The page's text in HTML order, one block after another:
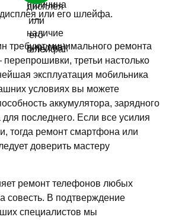
или его шлейфа.
требуют минимального ремонта
третьи настолько
эксплуатация мобильника
условиях вы можете
аккумулятора, зарядного
для последнего. Если все усилия
тогда ремонт смартфона или
доверить мастеру
ремонт телефонов любых
совесть. В подтверждение
специалистов мы